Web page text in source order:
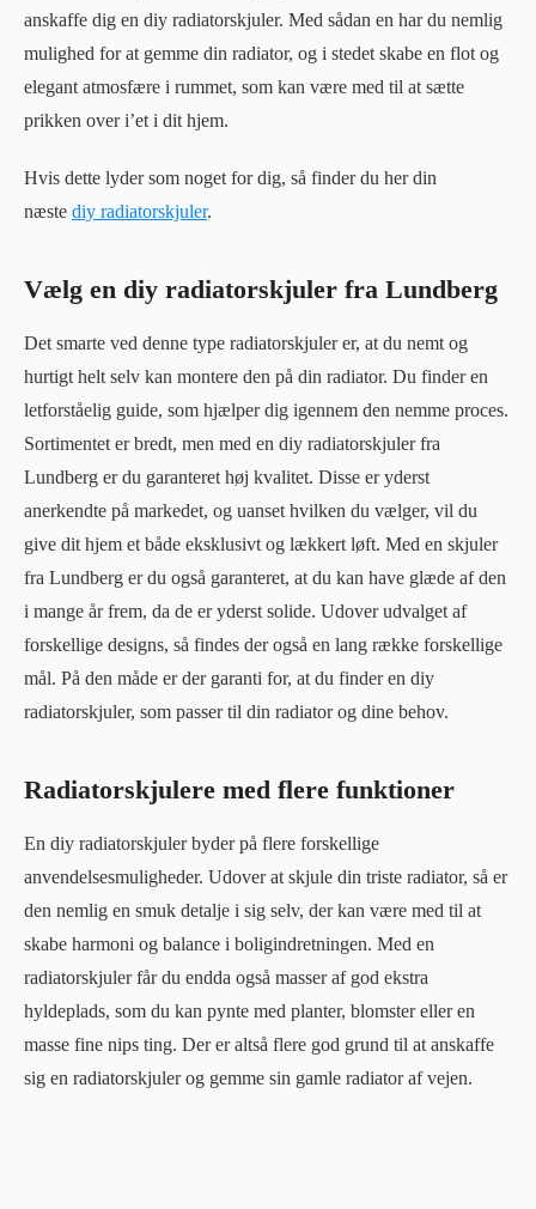
anskaffe dig en diy radiatorskjuler. Med sådan en har du nemlig
mulighed for at gemme din radiator, og i stedet skabe en flot og
elegant atmosfære i rummet, som kan være med til at sætte
prikken over i’et i dit hjem.
Hvis dette lyder som noget for dig, så finder du her din
næste diy radiatorskjuler.
Vælg en diy radiatorskjuler fra Lundberg
Det smarte ved denne type radiatorskjuler er, at du nemt og
hurtigt helt selv kan montere den på din radiator. Du finder en
letforståelig guide, som hjælper dig igennem den nemme proces.
Sortimentet er bredt, men med en diy radiatorskjuler fra
Lundberg er du garanteret høj kvalitet. Disse er yderst
anerkendte på markedet, og uanset hvilken du vælger, vil du
give dit hjem et både eksklusivt og lækkert løft. Med en skjuler
fra Lundberg er du også garanteret, at du kan have glæde af den
i mange år frem, da de er yderst solide. Udover udvalget af
forskellige designs, så findes der også en lang række forskellige
mål. På den måde er der garanti for, at du finder en diy
radiatorskjuler, som passer til din radiator og dine behov.
Radiatorskjulere med flere funktioner
En diy radiatorskjuler byder på flere forskellige
anvendelsesmuligheder. Udover at skjule din triste radiator, så er
den nemlig en smuk detalje i sig selv, der kan være med til at
skabe harmoni og balance i boligindretningen. Med en
radiatorskjuler får du endda også masser af god ekstra
hyldeplads, som du kan pynte med planter, blomster eller en
masse fine nips ting. Der er altså flere god grund til at anskaffe
sig en radiatorskjuler og gemme sin gamle radiator af vejen.